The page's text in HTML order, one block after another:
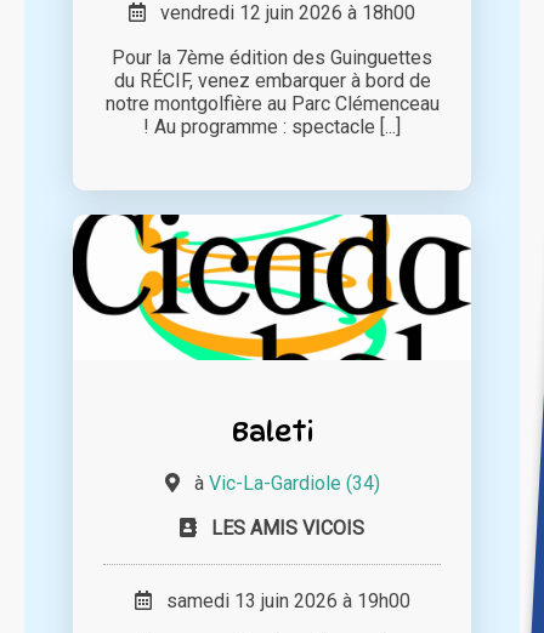
vendredi 12 juin 2026 à 18h00
Pour la 7ème édition des Guinguettes
du RÉCIF, venez embarquer à bord de
notre montgolfière au Parc Clémenceau
! Au programme : spectacle [...]
Baleti
à Vic-La-Gardiole (34)
LES AMIS VICOIS
samedi 13 juin 2026 à 19h00